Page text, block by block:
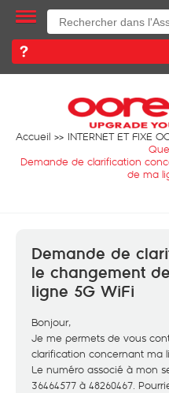
Accueil
INTERNET ET FIXE
Demande de clarification
de ma
Demande de
le changement
ligne 5G WiFi
Bonjour,
Je me permets de vous
clarification concernant ma
Le numéro associé à mon
36464577 à 48260467.